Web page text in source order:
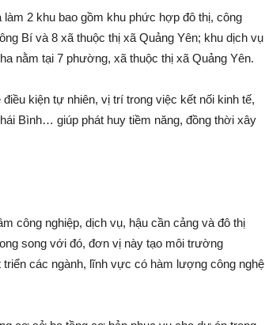
2 khu bao gồm khu phức hợp đô thị, công
Bí và 8 xã thuộc thị xã Quảng Yên; khu dịch vụ
nằm tại 7 phường, xã thuộc thị xã Quảng Yên.
kiện tự nhiên, vị trí trong việc kết nối kinh tế,
Bình… giúp phát huy tiềm năng, đồng thời xây
công nghiệp, dịch vụ, hậu cần cảng và đô thị
song với đó, đơn vị này tạo môi trường
các ngành, lĩnh vực có hàm lượng công nghệ